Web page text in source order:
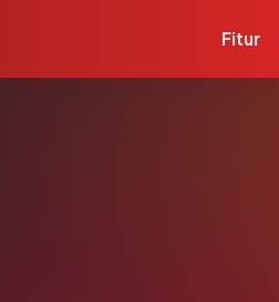
Fitur